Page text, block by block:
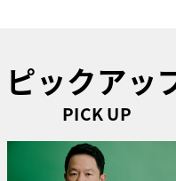
ピックアッ
PICK UP